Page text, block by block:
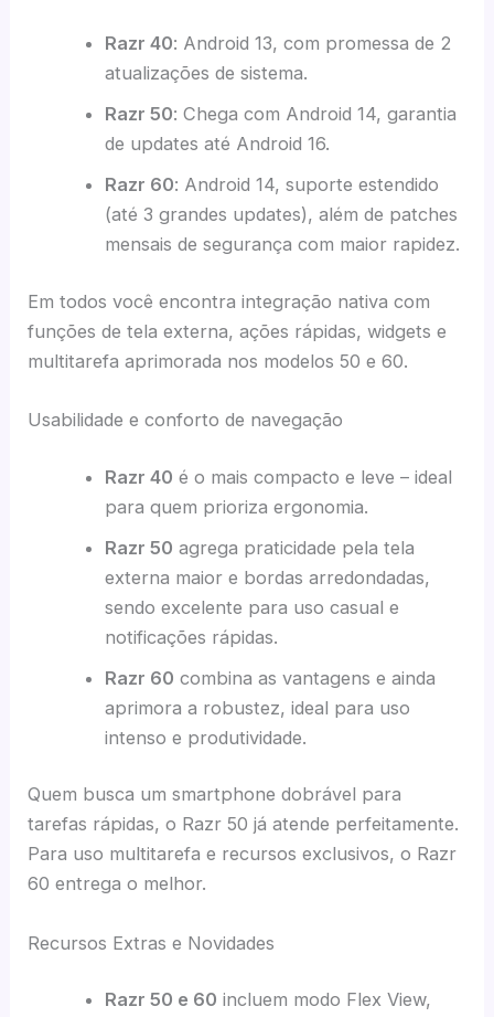
Razr 40: Android 13, com promessa de 2
atualizações de sistema.
Razr 50: Chega com Android 14, garantia
de updates até Android 16.
Razr 60: Android 14, suporte estendido
(até 3 grandes updates), além de patches
mensais de segurança com maior rapidez.
Em todos você encontra integração nativa com
funções de tela externa, ações rápidas, widgets e
multitarefa aprimorada nos modelos 50 e 60.
Usabilidade e conforto de navegação
Razr 40 é o mais compacto e leve – ideal
para quem prioriza ergonomia.
Razr 50 agrega praticidade pela tela
externa maior e bordas arredondadas,
sendo excelente para uso casual e
notificações rápidas.
Razr 60 combina as vantagens e ainda
aprimora a robustez, ideal para uso
intenso e produtividade.
Quem busca um smartphone dobrável para
tarefas rápidas, o Razr 50 já atende perfeitamente.
Para uso multitarefa e recursos exclusivos, o Razr
60 entrega o melhor.
Recursos Extras e Novidades
Razr 50 e 60 incluem modo Flex View,